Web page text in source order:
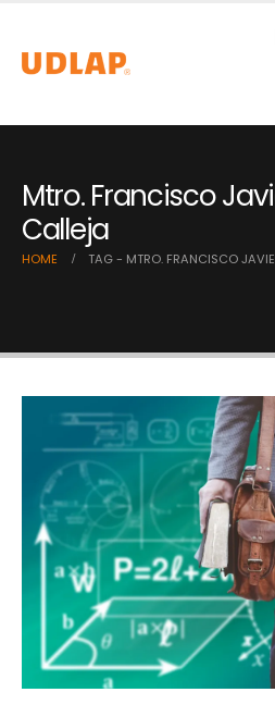
Mtro. Francisco
Calleja
HOME TAG - MTRO. FRANCISCO